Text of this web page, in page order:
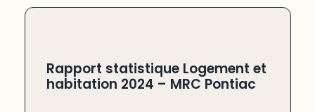
Rapport statistique Logement et
habitation 2024 – MRC Pontiac